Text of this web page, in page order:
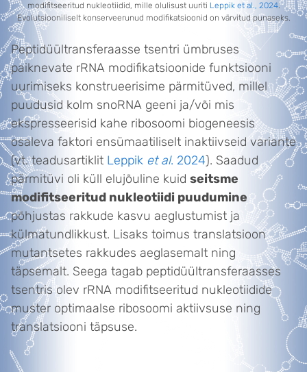
modifitseeritud nukleotiidid, mille olulisust uuriti Leppik et al., 2024.
Evolutsiooniliselt konserveerunud modifikatsioonid on värvitud punaseks.
Peptidüültransferaasse tsentri ümbruses
paiknevate rRNA modifikatsioonide funktsiooni
uurimiseks konstrueerisime pärmitüved, millel
puudusid kolm snoRNA geeni ja/või mis
ekspresseerisid kahe ribosoomi biogeneesis
osaleva faktori ensümaatiliselt inaktiivseid variante
(vt. teadusartiklit Leppik et al. 2024). Saadud
pärmitüvi oli küll elujõuline kuid seitsme
modifitseeritud nukleotiidi puudumine
põhjustas rakkude kasvu aeglustumist ja
külmatundlikkust. Lisaks toimus translatsioon
mutantsetes rakkudes aeglasemalt ning
täpsemalt. Seega tagab peptidüültransferaasses
tsentris olev rRNA modifitseeritud nukleotiidide
muster optimaalse ribosoomi aktiivsuse ning
translatsiooni täpsuse.